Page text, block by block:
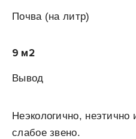
Почва (на литр)
9 м2
Вывод
Неэкологично,
слабое звено.